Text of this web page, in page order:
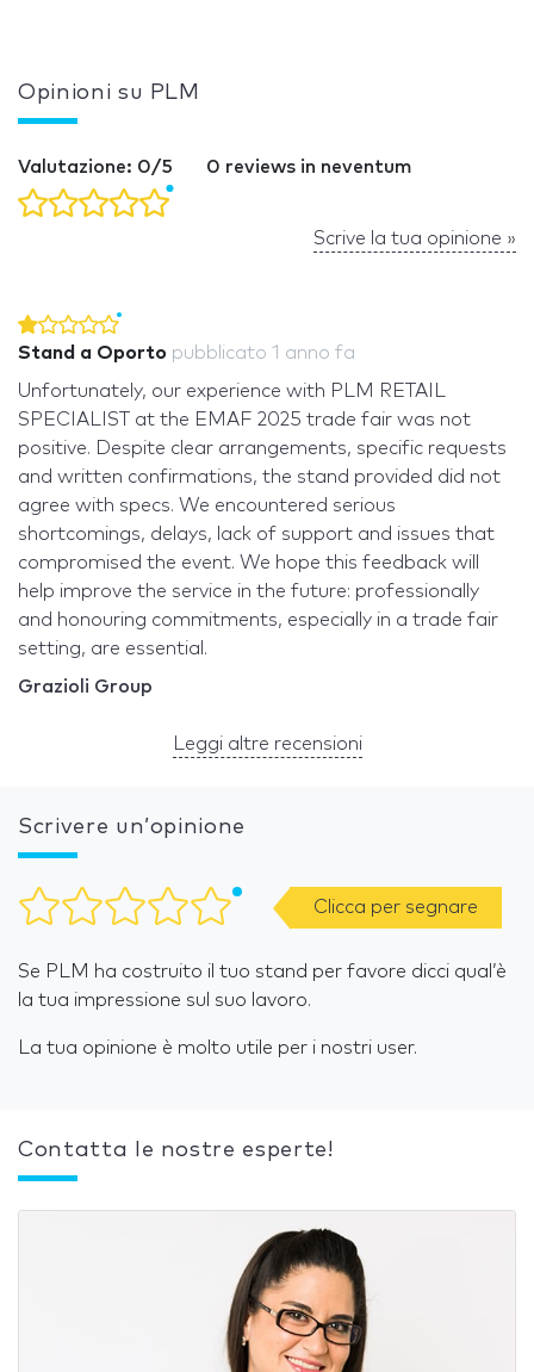
Opinioni su PLM
Valutazione: 0/5 0 reviews in neventum
Scrive la tua opinione »
Stand a Oporto pubblicato 1 anno fa
Unfortunately, our experience with PLM RETAIL
SPECIALIST at the EMAF 2025 trade fair was not
positive. Despite clear arrangements, specific requests
and written confirmations, the stand provided did not
agree with specs. We encountered serious
shortcomings, delays, lack of support and issues that
compromised the event. We hope this feedback will
help improve the service in the future: professionally
and honouring commitments, especially in a trade fair
setting, are essential.
Grazioli Group
Leggi altre recensioni
Scrivere un’opinione
Clicca per segnare
Se PLM ha costruito il tuo stand per favore dicci qual’è
la tua impressione sul suo lavoro.
La tua opinione è molto utile per i nostri user.
Contatta le nostre esperte!